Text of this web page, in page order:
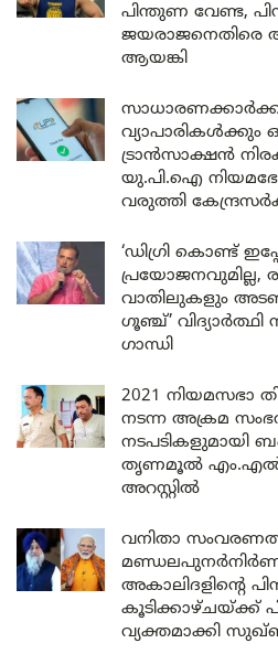
പിന്തുണ വേണ്ട,
ആയങ്കി
വ്യാപാരികൾക്കും
ട്രാൻസാക്ഷൻ
യു.പി.ഐ
വരുത്തി
‘ഡിഗ്രി കൊണ്ട്
പ്രയോജനവുമില്ല,
വാതിലുകളും
ഗൂഞ്ച്’
ഗാന്ധി
2021 നിയമസഭാ
നടന്ന അക്രമ
നടപടികളുമായി
തൃണമൂൽ
അറസ്റ്റിൽ
വനിതാ
അകാലിദളിന്റെ
കൂടിക്കാഴ്ചയ്ക്ക്
വ്യക്തമാക്കി